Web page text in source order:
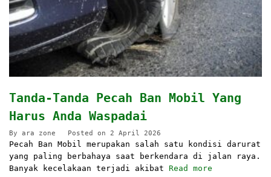
Tanda-Tanda Pecah Ban Mobil Yang
Harus Anda Waspadai
By ara zone Posted on 2 April 2026
Pecah Ban Mobil merupakan salah satu kondisi darurat
yang paling berbahaya saat berkendara di jalan raya.
Banyak kecelakaan terjadi akibat Read more